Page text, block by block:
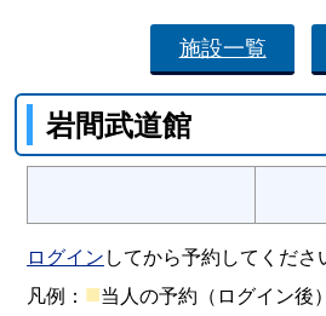
施設一覧
岩間武道館
ログイン してから予約してくださ
凡例： ■当人の予約（ログイン後